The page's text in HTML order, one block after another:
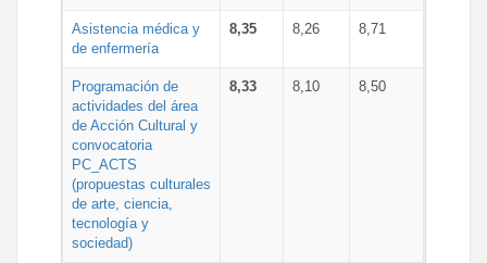
Asistencia médica y
de enfermería
8,35 8,26 8,71
Programación de
actividades del área
de Acción Cultural y
convocatoria
PC_ACTS
(propuestas culturales
de arte, ciencia,
tecnología y
sociedad)
8,33 8,10 8,50